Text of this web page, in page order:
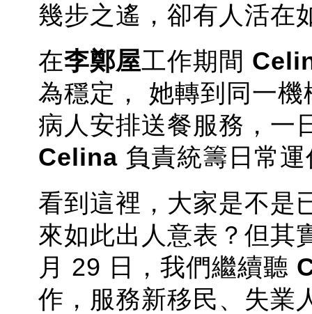
幾步之遙，卻有人活在
在李鄭屋工作期間
為穩定， 她轉到同一
病人安排送餐服務，一
Celina 負責統籌日常
看到這裡，大家是不是
來如此出人意表？但其
月 29 日，我們繼續聽
作，服務新移民、失業